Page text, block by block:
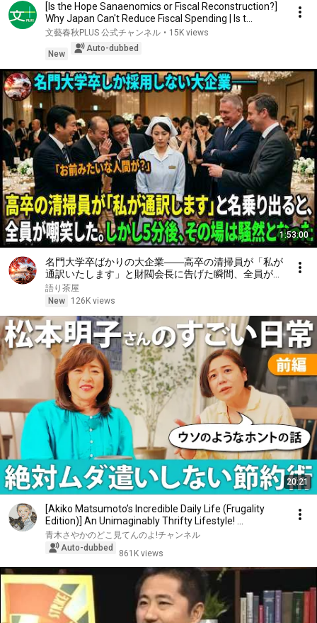
[Is the Hope Sanaenomics or Fiscal Reconstruction?]
Why Japan Can't Reduce Fiscal Spending | Is t...
文藝春秋PLUS 公式チャンネル • 15K views
New
Auto-dubbed
1:53:00
名門大学卒ばかりの大企業――高卒の清掃員が「私が
通訳いたします」と財閥会長に告げた瞬間、全員が嘲
笑した。しかし5分後、その場は静まり返った。#動
エピソード#老後の物語 #家族の物語
語り茶屋
New
126K views
20:21
[Akiko Matsumoto’s Incredible Daily Life (Frugality
Edition)] An Unimaginably Thrifty Lifestyle! ...
青木さやかのどこ見てんのよ!チャンネル
Auto-dubbed
861K views